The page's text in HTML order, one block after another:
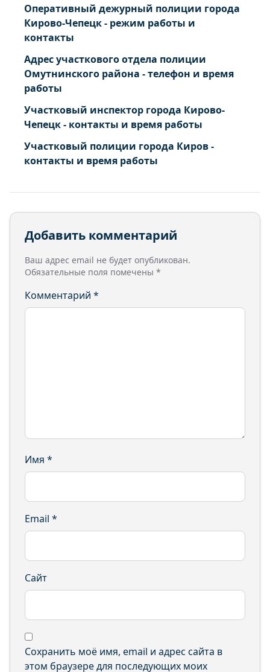
Оперативный дежурный полиции города
Кирово-Чепецк - режим работы и
контакты
Адрес участкового отдела полиции
Омутнинского района - телефон и время
работы
Участковый инспектор города Кирово-
Чепецк - контакты и время работы
Участковый полиции города Киров -
контакты и время работы
Добавить комментарий
Ваш адрес email не будет опубликован.
Обязательные поля помечены *
Комментарий *
Имя *
Email *
Сайт
Сохранить моё имя, email и адрес сайта в
этом браузере для последующих моих